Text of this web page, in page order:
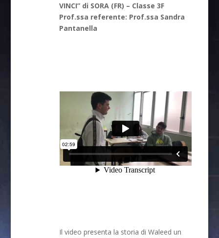
VINCI” di SORA (FR) – Classe 3F
Prof.ssa referente: Prof.ssa Sandra
Pantanella
Il video presenta la storia di Waleed un